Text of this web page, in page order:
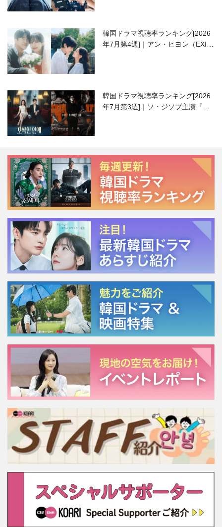
韓国ドラマ視聴率ランキング[2026
年7月第4週]｜アン・ヒヨン（EXID
韓国ドラマ視聴率ランキング[2026
年7月第3週]｜ソ・ジソブ主演『エ